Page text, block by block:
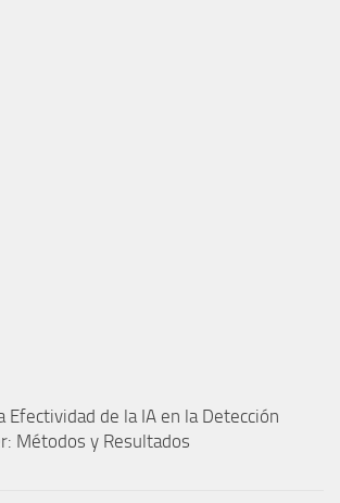
Efectividad de la IA en la Detección
Métodos y Resultados